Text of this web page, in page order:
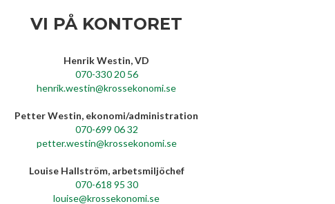
VI PÅ KONTORET
Henrik Westin, VD
070-330 20 56
henrik.westin@krossekonomi.se
Petter Westin, ekonomi/administration
070-699 06 32
petter.westin@krossekonomi.se
Louise Hallström, arbetsmiljöchef
070-618 95 30
louise@krossekonomi.se